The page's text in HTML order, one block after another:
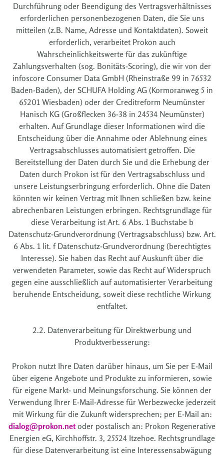
Durchführung oder Beendigung des Vertragsverhältnisses
erforderlichen personenbezogenen Daten, die Sie uns
mitteilen (z.B. Name, Adresse und Kontaktdaten). Soweit
erforderlich, verarbeitet Prokon auch
Wahrscheinlichkeitswerte für das zukünftige
Zahlungsverhalten (sog. Bonitäts-Scoring), die wir von der
infoscore Consumer Data GmbH (Rheinstraße 99 in 76532
Baden-Baden), der SCHUFA Holding AG (Kormoranweg 5 in
65201 Wiesbaden) oder der Creditreform Neumünster
Hanisch KG (Großflecken 36-38 in 24534 Neumünster)
erhalten. Auf Grundlage dieser Informationen wird die
Entscheidung über die Annahme oder Ablehnung eines
Vertragsabschlusses automatisiert getroffen. Die
Bereitstellung der Daten durch Sie und die Erhebung der
Daten durch Prokon ist für den Vertragsabschluss und
unsere Leistungserbringung erforderlich. Ohne die Daten
könnten wir keinen Vertrag mit Ihnen schließen bzw. keine
abrechenbaren Leistungen erbringen. Rechtsgrundlage für
diese Verarbeitung ist Art. 6 Abs. 1 Buchstabe b
Datenschutz-Grundverordnung (Vertragsabschluss) bzw. Art.
6 Abs. 1 lit. f Datenschutz-Grundverordnung (berechtigtes
Interesse). Sie haben das Recht auf Auskunft über die
verwendeten Parameter, sowie das Recht auf Widerspruch
gegen eine ausschließlich auf automatisierter Verarbeitung
beruhende Entscheidung, soweit diese rechtliche Wirkung
entfaltet.
2.2. Datenverarbeitung für Direktwerbung und
Produktverbesserung:
Prokon nutzt Ihre Daten darüber hinaus, um Sie per E-Mail
über eigene Angebote und Produkte zu informieren, sowie
für eigene Markt- und Meinungsforschung. Sie können der
Verwendung Ihrer E-Mail-Adresse für Werbezwecke jederzeit
mit Wirkung für die Zukunft widersprechen; per E-Mail an:
dialog@prokon.netoder postalisch an: Prokon Regenerative
Energien eG, Kirchhoffstr. 3, 25524 Itzehoe. Rechtsgrundlage
für diese Datenverarbeitung ist eine Interessensabwägung